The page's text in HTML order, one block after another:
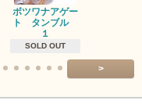
ボツワナアゲー
ト タンブル
１
SOLD OUT
>